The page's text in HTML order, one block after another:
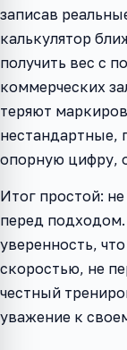
записав
калькулятор
получить вес с
коммерческих
теряют
нестандартные,
опорную цифру,
Итог простой: не
перед подходом.
уверенность,
скоростью, не
честный
уважение к